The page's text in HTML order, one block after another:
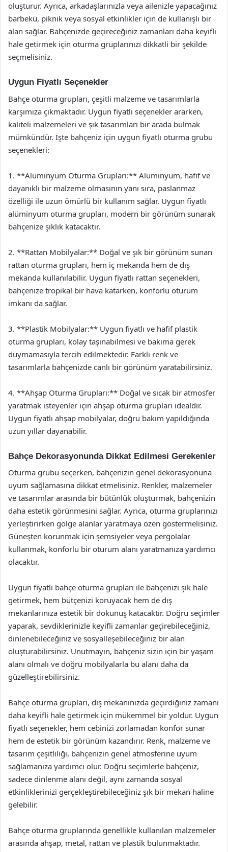
oluşturur. Ayrıca, arkadaşlarınızla veya ailenizle yapacağınız
barbekü, piknik veya sosyal etkinlikler için de kullanışlı bir
alan sağlar. Bahçenizde geçireceğiniz zamanları daha keyifli
hale getirmek için oturma gruplarınızı dikkatli bir şekilde
seçmelisiniz.
Uygun Fiyatlı Seçenekler
Bahçe oturma grupları, çeşitli malzeme ve tasarımlarla
karşımıza çıkmaktadır. Uygun fiyatlı seçenekler ararken,
kaliteli malzemeleri ve şık tasarımları bir arada bulmak
mümkündür. İşte bahçeniz için uygun fiyatlı oturma grubu
seçenekleri:
1. **Alüminyum Oturma Grupları:** Alüminyum, hafif ve
dayanıklı bir malzeme olmasının yanı sıra, paslanmaz
özelliği ile uzun ömürlü bir kullanım sağlar. Uygun fiyatlı
alüminyum oturma grupları, modern bir görünüm sunarak
bahçenize şıklık katacaktır.
2. **Rattan Mobilyalar:** Doğal ve şık bir görünüm sunan
rattan oturma grupları, hem iç mekanda hem de dış
mekanda kullanılabilir. Uygun fiyatlı rattan seçenekleri,
bahçenize tropikal bir hava katarken, konforlu oturum
imkanı da sağlar.
3. **Plastik Mobilyalar:** Uygun fiyatlı ve hafif plastik
oturma grupları, kolay taşınabilmesi ve bakıma gerek
duymamasıyla tercih edilmektedir. Farklı renk ve
tasarımlarla bahçenizde canlı bir görünüm yaratabilirsiniz.
4. **Ahşap Oturma Grupları:** Doğal ve sıcak bir atmosfer
yaratmak isteyenler için ahşap oturma grupları idealdir.
Uygun fiyatlı ahşap mobilyalar, doğru bakım yapıldığında
uzun yıllar dayanabilir.
Bahçe Dekorasyonunda Dikkat Edilmesi Gerekenler
Oturma grubu seçerken, bahçenizin genel dekorasyonuna
uyum sağlamasına dikkat etmelisiniz. Renkler, malzemeler
ve tasarımlar arasında bir bütünlük oluşturmak, bahçenizin
daha estetik görünmesini sağlar. Ayrıca, oturma gruplarınızı
yerleştirirken gölge alanlar yaratmaya özen göstermelisiniz.
Güneşten korunmak için şemsiyeler veya pergolalar
kullanmak, konforlu bir oturum alanı yaratmanıza yardımcı
olacaktır.
Uygun fiyatlı bahçe oturma grupları ile bahçenizi şık hale
getirmek, hem bütçenizi koruyacak hem de dış
mekanlarınıza estetik bir dokunuş katacaktır. Doğru seçimler
yaparak, sevdiklerinizle keyifli zamanlar geçirebileceğiniz,
dinlenebileceğiniz ve sosyalleşebileceğiniz bir alan
oluşturabilirsiniz. Unutmayın, bahçeniz sizin için bir yaşam
alanı olmalı ve doğru mobilyalarla bu alanı daha da
güzelleştirebilirsiniz.
Bahçe oturma grupları, dış mekanınızda geçirdiğiniz zamanı
daha keyifli hale getirmek için mükemmel bir yoldur. Uygun
fiyatlı seçenekler, hem cebinizi zorlamadan konfor sunar
hem de estetik bir görünüm kazandırır. Renk, malzeme ve
tasarım çeşitliliği, bahçenizin genel atmosferine uyum
sağlamanıza yardımcı olur. Doğru seçimlerle bahçeniz,
sadece dinlenme alanı değil, aynı zamanda sosyal
etkinliklerinizi gerçekleştirebileceğiniz şık bir mekan haline
gelebilir.
Bahçe oturma gruplarında genellikle kullanılan malzemeler
arasında ahşap, metal, rattan ve plastik bulunmaktadır.